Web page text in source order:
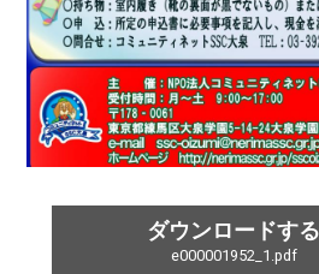
ダウンロードする
e000001952_1.pdf